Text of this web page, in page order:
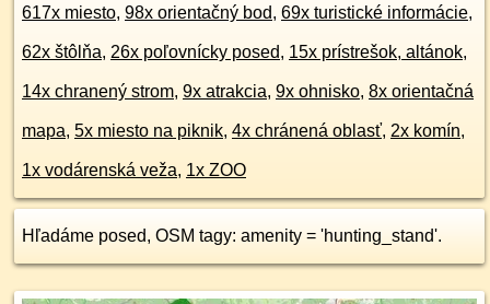
617x miesto, 98x orientačný bod, 69x turistické informácie,
62x štôlňa, 26x poľovnícky posed, 15x prístrešok, altánok,
14x chranený strom, 9x atrakcia, 9x ohnisko, 8x orientačná
mapa, 5x miesto na piknik, 4x chránená oblasť, 2x komín,
1x vodárenská veža, 1x ZOO
Hľadáme posed, OSM tagy: amenity = 'hunting_stand'.